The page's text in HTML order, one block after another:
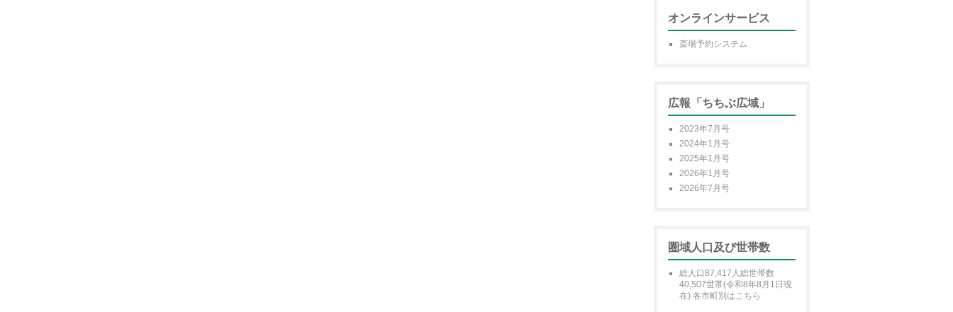
オンラインサービス
斎場予約システム
広報「ちちぶ広域」
2023年7月号
2024年1月号
2025年1月号
2026年1月号
2026年7月号
圏域人口及び世帯数
総人口87,417人総世帯数
40,507世帯(令和8年8月1日現
在) 各市町別はこちら